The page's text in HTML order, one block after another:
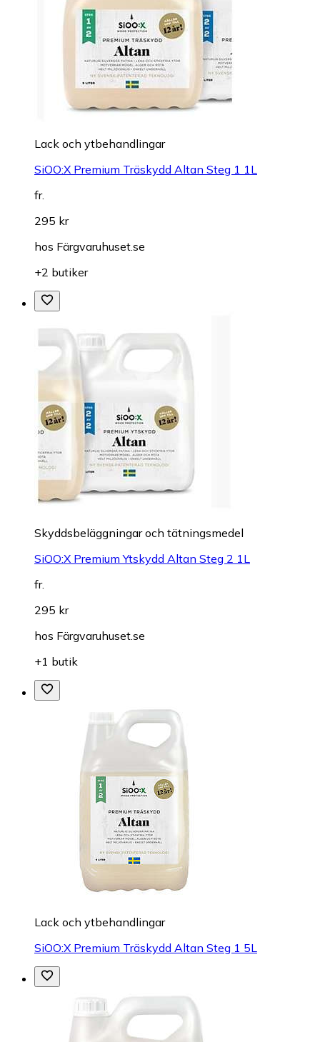
Lack och ytbehandlingar
SiOO:X Premium Träskydd Altan Steg 1 1L
fr.
295 kr
hos Färgvaruhuset.se
+2 butiker
Skyddsbeläggningar och tätningsmedel
SiOO:X Premium Ytskydd Altan Steg 2 1L
fr.
295 kr
hos Färgvaruhuset.se
+1 butik
Lack och ytbehandlingar
SiOO:X Premium Träskydd Altan Steg 1 5L